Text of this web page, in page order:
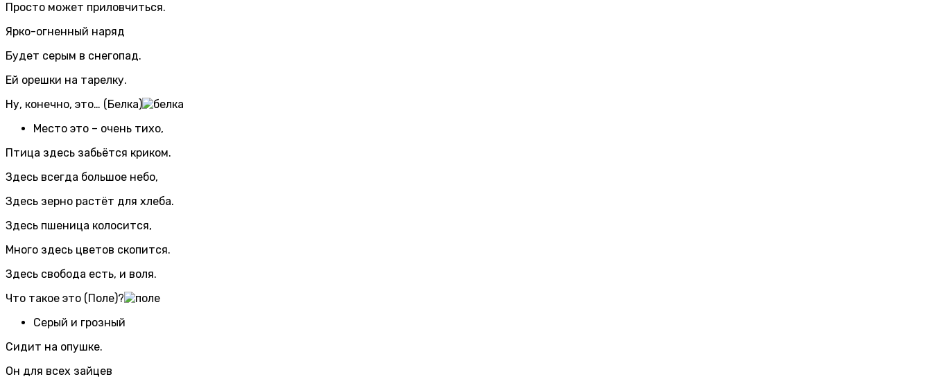
Просто может приловчиться.
Ярко-огненный наряд
Будет серым в снегопад.
Ей орешки на тарелку.
Ну, конечно, это… (Белка)
Место это – очень тихо,
Птица здесь забьётся криком.
Здесь всегда большое небо,
Здесь зерно растёт для хлеба.
Здесь пшеница колосится,
Много здесь цветов скопится.
Здесь свобода есть, и воля.
Что такое это (Поле)?
Серый и грозный
Сидит на опушке.
Он для всех зайцев